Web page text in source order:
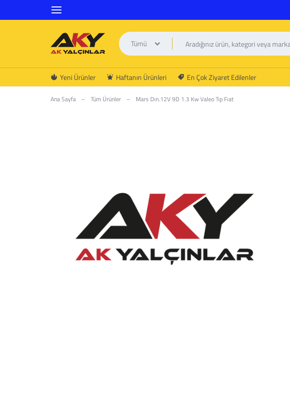
AK
YALÇINLAR
Tümü
Yeni Ürünler Haftanın Ürünleri En Çok Ziyaret Edilenler
Ana Sayfa – Tüm Ürünler – Mars Dın.12V 9D 1.3 Kw Valeo Tıp Fıat